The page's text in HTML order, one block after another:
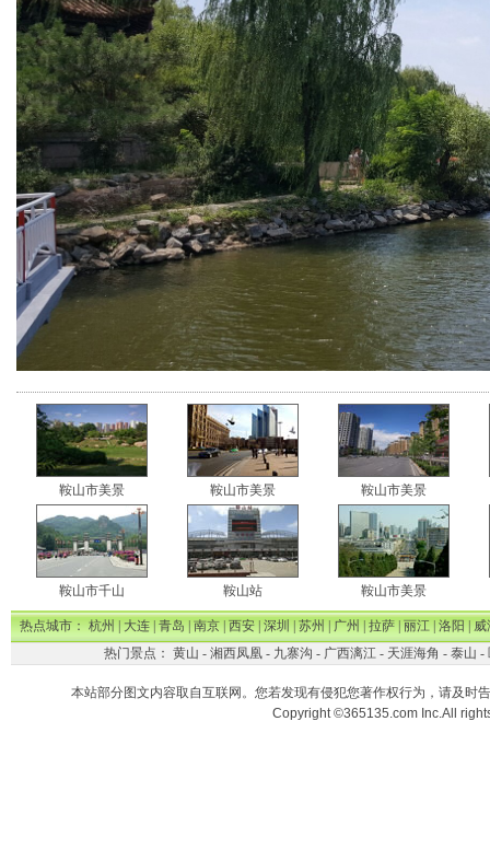
鞍山市美景 鞍山市美景 鞍山市美景
鞍山市千山 鞍山站 鞍山市美景
热点城市：杭州|大连|青岛|南京|西安|深圳|苏州|广州|拉萨|丽江|洛阳|威
热门景点： 黄山 - 湘西凤凰- 九寨沟 - 广西漓江- 天涯海角 - 泰山 -
本站部分图文内容取自互联网。您若发现有侵犯您著作权行为，请及时
Copyright ©365135.com Inc.All